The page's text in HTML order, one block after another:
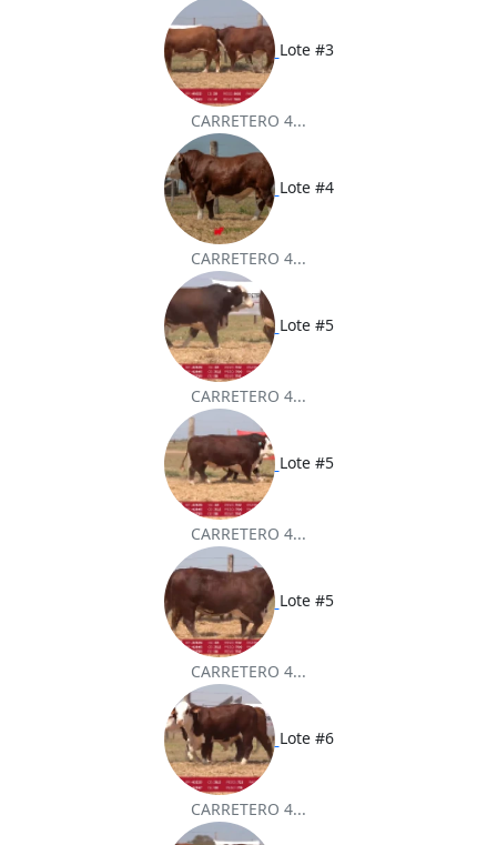
Lote #3
CARRETERO 4...
Lote #4
CARRETERO 4...
Lote #5
CARRETERO 4...
Lote #5
CARRETERO 4...
Lote #5
CARRETERO 4...
Lote #6
CARRETERO 4...